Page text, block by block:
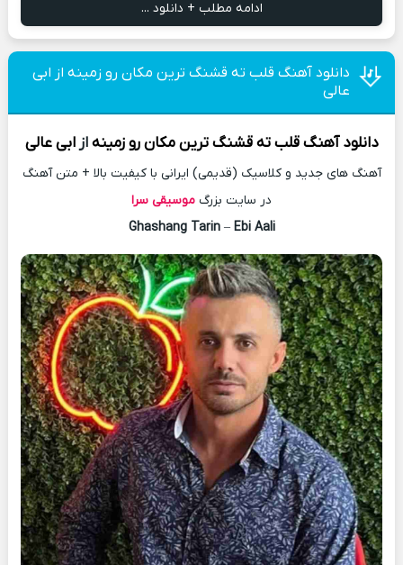
ادامه مطلب + دانلود ...
دانلود آهنگ قلب ته قشنگ ترین مکان رو زمینه از ابی
عالی
دانلود آهنگ قلب ته قشنگ ترین مکان رو زمینه ازابی عالی
آهنگ های جدید و کلاسیک (قدیمی) ایرانی با کیفیت بالا + متن آهنگ
در سایت بزرگ موسیقی سرا
Ghashang Tarin– Ebi Aali